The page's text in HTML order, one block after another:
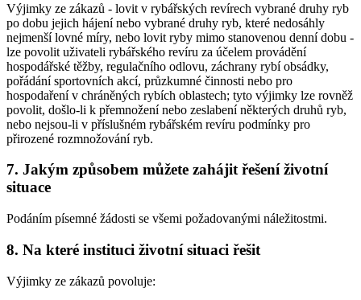
Výjimky ze zákazů - lovit v rybářských revírech vybrané druhy ryb
po dobu jejich hájení nebo vybrané druhy ryb, které nedosáhly
nejmenší lovné míry, nebo lovit ryby mimo stanovenou denní dobu -
lze povolit uživateli rybářského revíru za účelem provádění
hospodářské těžby, regulačního odlovu, záchrany rybí obsádky,
pořádání sportovních akcí, průzkumné činnosti nebo pro
hospodaření v chráněných rybích oblastech; tyto výjimky lze rovněž
povolit, došlo-li k přemnožení nebo zeslabení některých druhů ryb,
nebo nejsou-li v příslušném rybářském revíru podmínky pro
přirozené rozmnožování ryb.
7. Jakým způsobem můžete zahájit řešení životní
situace
Podáním písemné žádosti se všemi požadovanými náležitostmi.
8. Na které instituci životní situaci řešit
Výjimky ze zákazů povoluje: